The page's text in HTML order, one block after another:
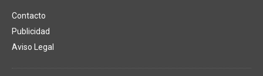
Contacto
Publicidad
Aviso Legal